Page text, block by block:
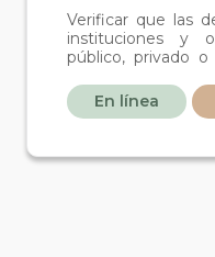
Verificar que las
instituciones y
público, privado
para mitigar los
definir acciones
desastre.
En línea